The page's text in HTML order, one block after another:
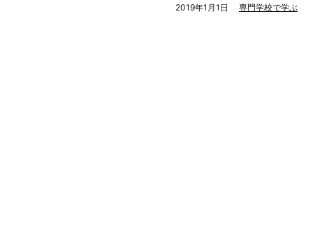
2019年1月1日 専門学校で学ぶ